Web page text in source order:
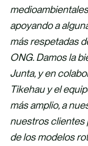
apoyando a
más respetadas
ONG. Damos la
Junta, y en
Tikehau y el
más amplio, a
nuestros clientes
de los modelos